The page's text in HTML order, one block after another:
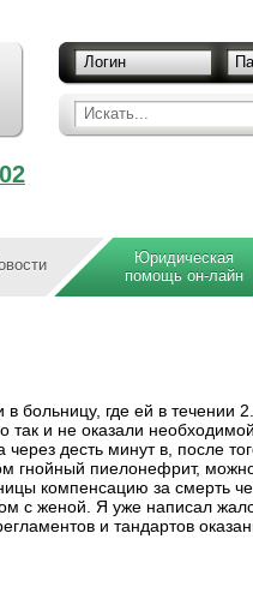
Искать...
Логин
Юридическая
помощь он-лайн
больницу, где ей в течении
и не оказали
десть минут в, после
гнойный пиелонефрит,
компенсацию за смерть
с женой. Я уже написал
и тандартов